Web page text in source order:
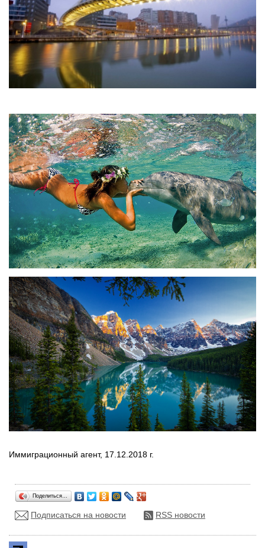
Иммиграционный агент, 17.12.2018 г.
Поделиться…
Подписаться на новости RSS новости